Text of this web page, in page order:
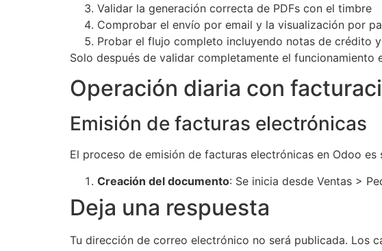
Validar la generación correcta de PDFs con el timbre
Comprobar el envío por email y la visualización por
Probar el flujo completo incluyendo notas de crédito
Solo después de validar completamente el
Operación diaria con
Emisión de facturas electrónicas
El proceso de emisión de facturas electrónicas en Odoo
Creación del documento: Se inicia desde Ventas >
Deja una respuesta
Tu dirección de correo electrónico no será publicada. Los